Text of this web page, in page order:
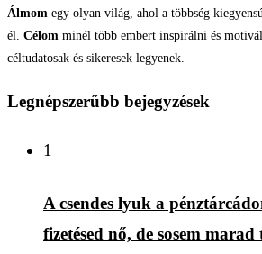
Álmom egy olyan világ, ahol a többség
él. Célom minél több embert inspirálni és
céltudatosak és sikeresek legyenek.
Legnépszerűbb bejegyzések
1
A csendes lyuk a
fizetésed nő, de sosem marad